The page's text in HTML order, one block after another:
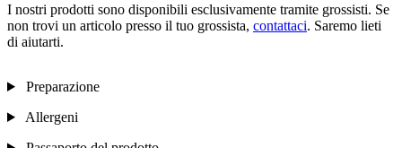
I nostri prodotti sono disponibili esclusivamente tramite grossisti. Se
non trovi un articolo presso il tuo grossista, contattaci. Saremo lieti
di aiutarti.
Preparazione
Allergeni